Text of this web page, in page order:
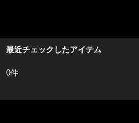
最近チェックしたアイテム
0件